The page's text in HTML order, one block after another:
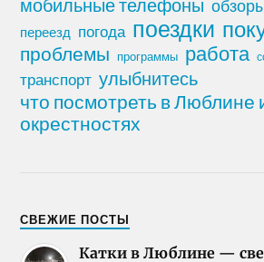
мобильные телефоны
переезд погода поездки
проблемы программы работа
транспорт улыбнитесь
что посмотреть в Люблине
окрестностях
СВЕЖИЕ ПОСТЫ
Катки в Люблине —